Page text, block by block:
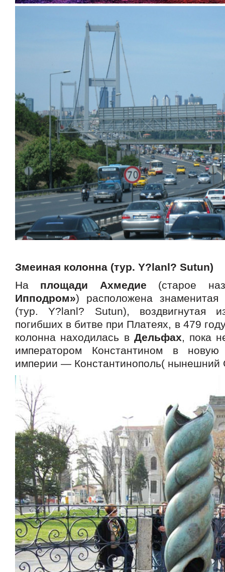
Змеиная колонна (тур. Y?lanl? Sutun)
На площади Ахмедие (старое
Ипподром») расположена знаменитая
(тур. Y?lanl? Sutun), воздвигнутая
погибших в битве при Платеях, в 479
колонна находилась в Дельфах, пока
императором Константином в
империи — Константинополь( нынешний